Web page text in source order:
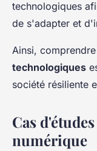
technologiques
de s'adapter et
Ainsi,
technologiques
société résiliente
Cas
numérique